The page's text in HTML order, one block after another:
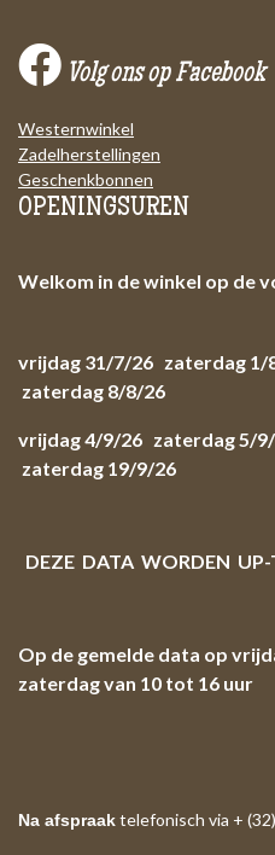
Volg ons op Facebook
Westernwinkel
Zadelherstellingen
Geschenkbonnen
OPENINGSUREN
Welkom in de winkel op de
vrijdag 31/7/26 zaterdag
zaterdag 8/8/26
vrijdag 4/9/26 zaterdag 5/
zaterdag 19/9/26
DEZE DATA WORDEN
Op de gemelde data op
zaterdag van 10 tot 16 uur
Na afspraaktelefonisch via +